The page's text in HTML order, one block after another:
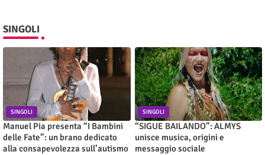
SINGOLI
SINGOLI
Manuel Pia presenta “I Bambini
delle Fate”: un brano dedicato
alla consapevolezza sull’autismo
SINGOLI
“SIGUE BAILANDO”: ALMYS
unisce musica, origini e
messaggio sociale